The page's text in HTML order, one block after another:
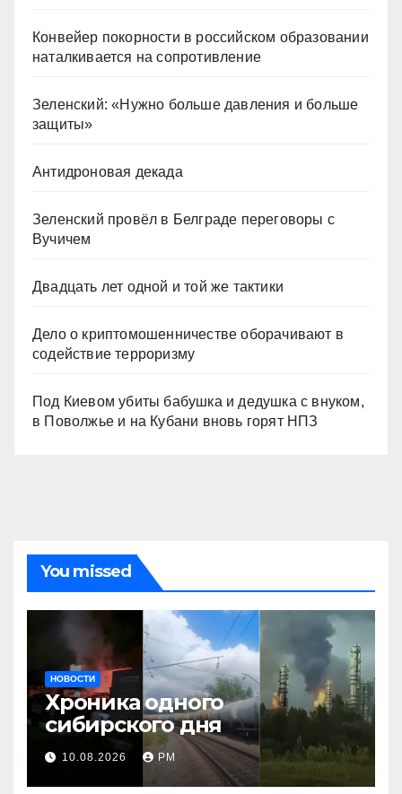
Конвейер покорности в российском образовании
наталкивается на сопротивление
Зеленский: «Нужно больше давления и больше
защиты»
Антидроновая декада
Зеленский провёл в Белграде переговоры с
Вучичем
Двадцать лет одной и той же тактики
Дело о криптомошенничестве оборачивают в
содействие терроризму
Под Киевом убиты бабушка и дедушка с внуком,
в Поволжье и на Кубани вновь горят НПЗ
You missed
НОВОСТИ
Хроника одного
сибирского дня
10.08.2026 РМ